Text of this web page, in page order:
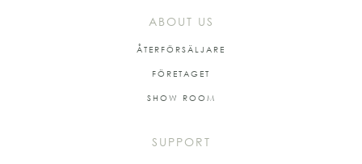
ABOUT US
ÅTERFÖRSÄLJARE
FÖRETAGET
SHOW ROOM
SUPPORT